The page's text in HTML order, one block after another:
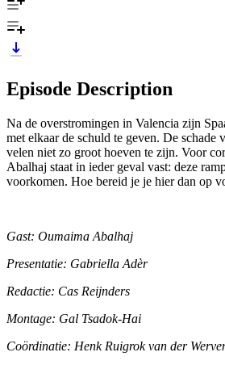
Episode Description
Na de overstromingen in Valencia zijn
met elkaar de schuld te geven. De schade
velen niet zo groot hoeven te zijn. Voor
Abalhaj staat in ieder geval vast: deze
voorkomen. Hoe bereid je je hier dan op
Gast: Oumaima Abalhaj
Presentatie: Gabriella Adèr
Redactie: Cas Reijnders
Montage: Gal Tsadok-Hai
Coördinatie: Henk Ruigrok van der